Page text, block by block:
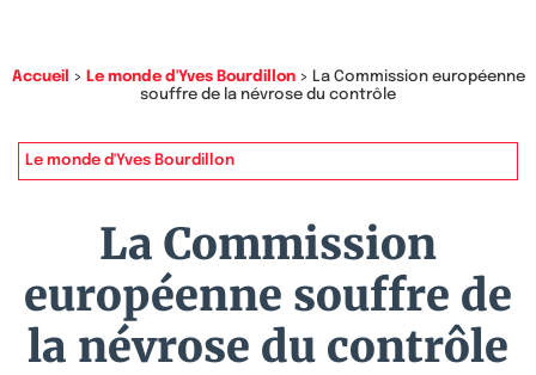
Accueil > Le monde d'Yves Bourdillon> La Commission européenne
souffre de la névrose du contrôle
Le monde d'Yves Bourdillon
La Commission
européenne souffre de
la névrose du contrôle